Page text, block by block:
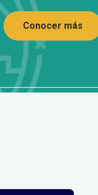
Conocer más